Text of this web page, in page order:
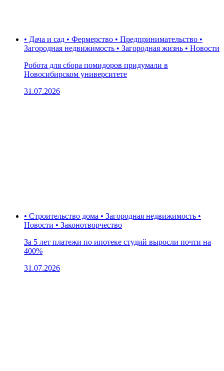
• Дача и сад • Фермерство • Предпринимательство •
Загородная недвижимость • Загородная жизнь • Новости
Робота для сбора помидоров придумали в
Новосибирском университете
31.07.2026
• Строительство дома • Загородная недвижимость •
Новости • Законотворчество
За 5 лет платежи по ипотеке студий выросли почти на
400%
31.07.2026